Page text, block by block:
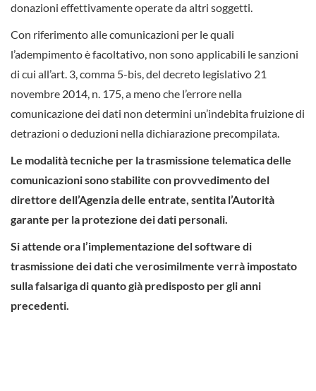
donazioni effettivamente operate da altri soggetti.
Con riferimento alle comunicazioni per le quali
l’adempimento è facoltativo, non sono applicabili le sanzioni
di cui all’art. 3, comma 5-bis, del decreto legislativo 21
novembre 2014, n. 175, a meno che l’errore nella
comunicazione dei dati non determini un’indebita fruizione di
detrazioni o deduzioni nella dichiarazione precompilata.
Le modalità tecniche per la trasmissione telematica delle
comunicazioni sono stabilite con provvedimento del
direttore dell’Agenzia delle entrate, sentita l’Autorità
garante per la protezione dei dati personali.
Si attende ora l’implementazione del software di
trasmissione dei dati che verosimilmente verrà impostato
sulla falsariga di quanto già predisposto per gli anni
precedenti.